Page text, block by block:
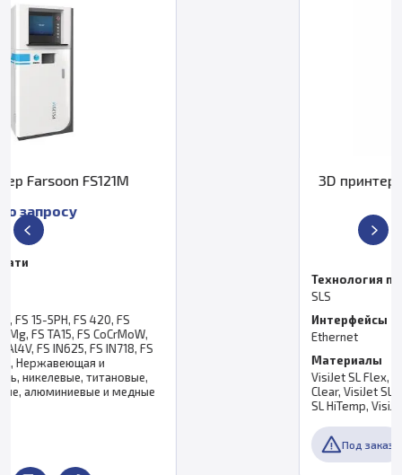
3D принтер 3D Systems Projet 6000
Интерфейсы
Ethernet
VisiJet SL Flex, VisiJet SL Tough, VisiJet SL
Clear, VisiJet SL Black, VisiJet SL Impact, VisiJet